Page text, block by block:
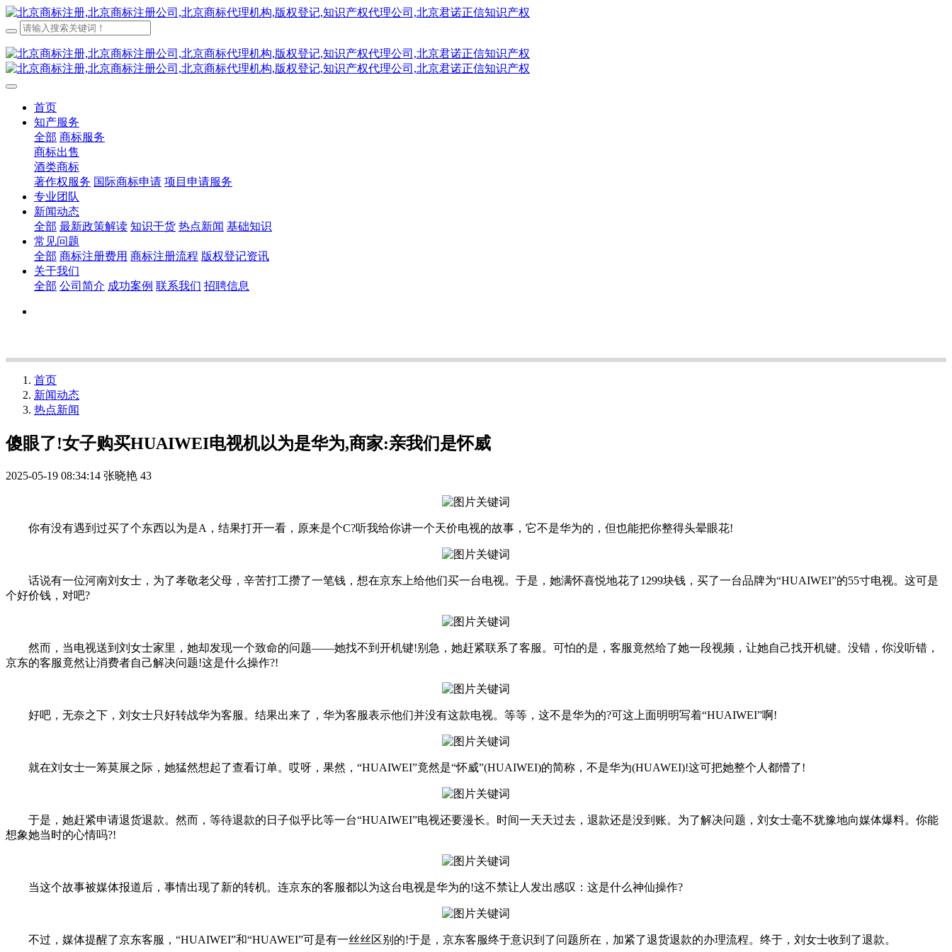
首页
知产服务
全部 商标服务
商标出售
酒类商标
著作权服务 国际商标申请 项目申请服务
专业团队
新闻动态
全部 最新政策解读 知识干货 热点新闻 基础知识
常见问题
全部 商标注册费用 商标注册流程 版权登记资讯
关于我们
全部 公司简介 成功案例 联系我们 招聘信息
首页
新闻动态
热点新闻
傻眼了!女子购买HUAIWEI电视机以为是华为,商家:亲我们是怀威
2025-05-19 08:34:14 张晓艳 43
你有没有遇到过买了个东西以为是A，结果打开一看，原来是个C?听我给你讲一个天价电视的故事，它不是华为的，但也能把你整得头晕眼花!
话说有一位河南刘女士，为了孝敬老父母，辛苦打工攒了一笔钱，想在京东上给他们买一台电视。于是，她满怀喜悦地花了1299块钱，买了一台品牌为“HUAIWEI”的55寸电视。这可是
个好价钱，对吧?
然而，当电视送到刘女士家里，她却发现一个致命的问题——她找不到开机键!别急，她赶紧联系了客服。可怕的是，客服竟然给了她一段视频，让她自己找开机键。没错，你没听错，
京东的客服竟然让消费者自己解决问题!这是什么操作?!
好吧，无奈之下，刘女士只好转战华为客服。结果出来了，华为客服表示他们并没有这款电视。等等，这不是华为的?可这上面明明写着“HUAIWEI”啊!
就在刘女士一筹莫展之际，她猛然想起了查看订单。哎呀，果然，“HUAIWEI”竟然是“怀威”(HUAIWEI)的简称，不是华为(HUAWEI)!这可把她整个人都懵了!
于是，她赶紧申请退货退款。然而，等待退款的日子似乎比等一台“HUAIWEI”电视还要漫长。时间一天天过去，退款还是没到账。为了解决问题，刘女士毫不犹豫地向媒体爆料。你能
想象她当时的心情吗?!
当这个故事被媒体报道后，事情出现了新的转机。连京东的客服都以为这台电视是华为的!这不禁让人发出感叹：这是什么神仙操作?
不过，媒体提醒了京东客服，“HUAIWEI”和“HUAWEI”可是有一丝丝区别的!于是，京东客服终于意识到了问题所在，加紧了退货退款的办理流程。终于，刘女士收到了退款。